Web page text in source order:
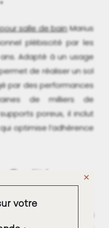
salle de bainMarius
plébiscité par les
Adapté à un usage
de réaliser un sol
par des performances
de milliers de
poreux, il inclut
optimise l’adhérence
Qualité
✕
votre